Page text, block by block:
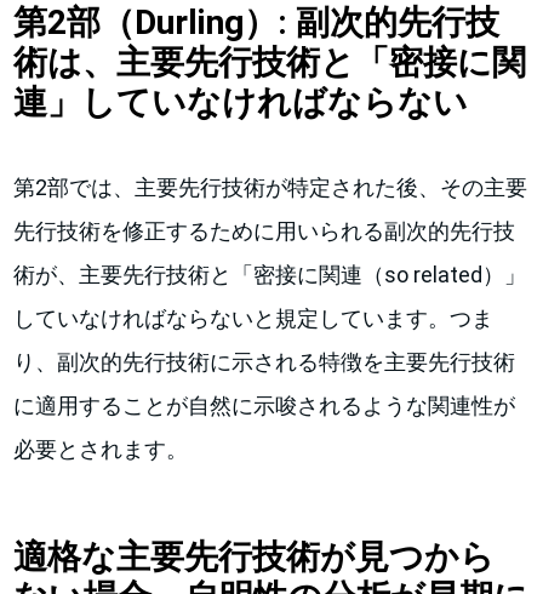
第2部（Durling）: 副次的先行技
術は、主要先行技術と「密接に関
連」していなければならない
第2部では、主要先行技術が特定された後、その主要
先行技術を修正するために用いられる副次的先行技
術が、主要先行技術と「密接に関連（so related）」
していなければならないと規定しています。つま
り、副次的先行技術に示される特徴を主要先行技術
に適用することが自然に示唆されるような関連性が
必要とされます。
適格な主要先行技術が見つから